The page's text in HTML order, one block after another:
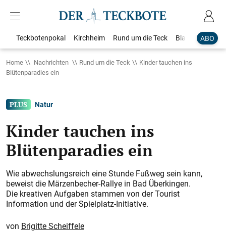
ABO
Teckbotenpokal Kirchheim Rund um die Teck Blaulicht
Home Nachrichten Rund um die Teck
Kinder tauchen ins
Blütenparadies ein
Natur
Kinder tauchen ins
Blütenparadies ein
Wie abwechslungsreich eine Stunde Fußweg sein kann,
beweist die Märzenbecher-Rallye in Bad Überkingen.
Die kreativen Aufgaben stammen von der Tourist
Information und der Spielplatz-Initiative.
Brigitte Scheiffele